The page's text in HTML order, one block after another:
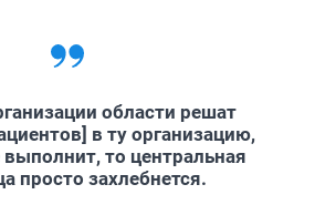
области решат
в ту организацию,
выполнит, то центральная
просто захлебнется.